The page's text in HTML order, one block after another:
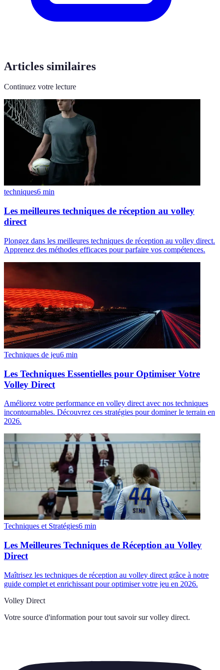
Articles similaires
Continuez votre lecture
techniques6 min
Les meilleures techniques de réception au volley
direct
Plongez dans les meilleures techniques de réception au volley direct.
Apprenez des méthodes efficaces pour parfaire vos compétences.
Techniques de jeu6 min
Les Techniques Essentielles pour Optimiser Votre
Volley Direct
Améliorez votre performance en volley direct avec nos techniques
incontournables. Découvrez ces stratégies pour dominer le terrain en
2026.
Techniques et Stratégies6 min
Les Meilleures Techniques de Réception au Volley
Direct
Maîtrisez les techniques de réception au volley direct grâce à notre
guide complet et enrichissant pour optimiser votre jeu en 2026.
Volley Direct
Votre source d'information pour tout savoir sur volley direct.